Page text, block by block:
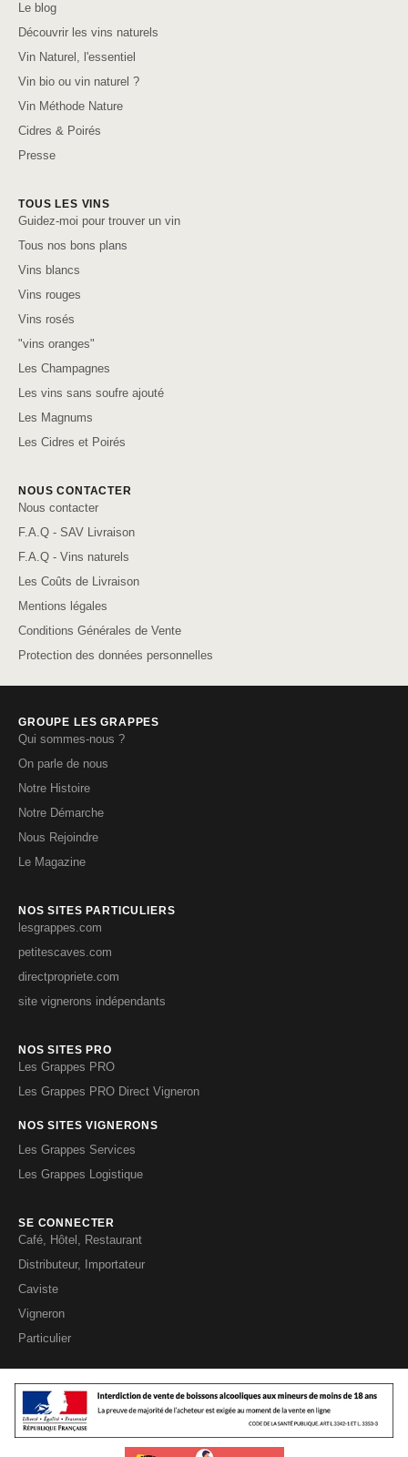
Le blog
Découvrir les vins naturels
Vin Naturel, l'essentiel
Vin bio ou vin naturel ?
Vin Méthode Nature
Cidres & Poirés
Presse
TOUS LES VINS
Guidez-moi pour trouver un vin
Tous nos bons plans
Vins blancs
Vins rouges
Vins rosés
"vins oranges"
Les Champagnes
Les vins sans soufre ajouté
Les Magnums
Les Cidres et Poirés
NOUS CONTACTER
Nous contacter
F.A.Q - SAV Livraison
F.A.Q - Vins naturels
Les Coûts de Livraison
Mentions légales
Conditions Générales de Vente
Protection des données personnelles
GROUPE LES GRAPPES
Qui sommes-nous ?
On parle de nous
Notre Histoire
Notre Démarche
Nous Rejoindre
Le Magazine
NOS SITES PARTICULIERS
lesgrappes.com
petitescaves.com
directpropriete.com
site vignerons indépendants
NOS SITES PRO
Les Grappes PRO
Les Grappes PRO Direct Vigneron
NOS SITES VIGNERONS
Les Grappes Services
Les Grappes Logistique
SE CONNECTER
Café, Hôtel, Restaurant
Distributeur, Importateur
Caviste
Vigneron
Particulier